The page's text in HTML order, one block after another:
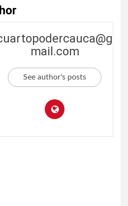
mail.com
See author's posts